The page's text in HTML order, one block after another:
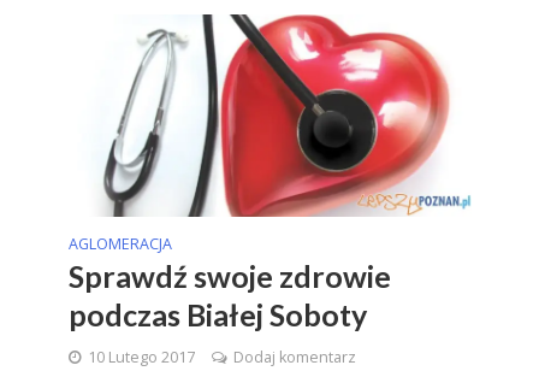
AGLOMERACJA
Sprawdź swoje zdrowie
podczas Białej Soboty
10 Lutego 2017 Dodaj komentarz